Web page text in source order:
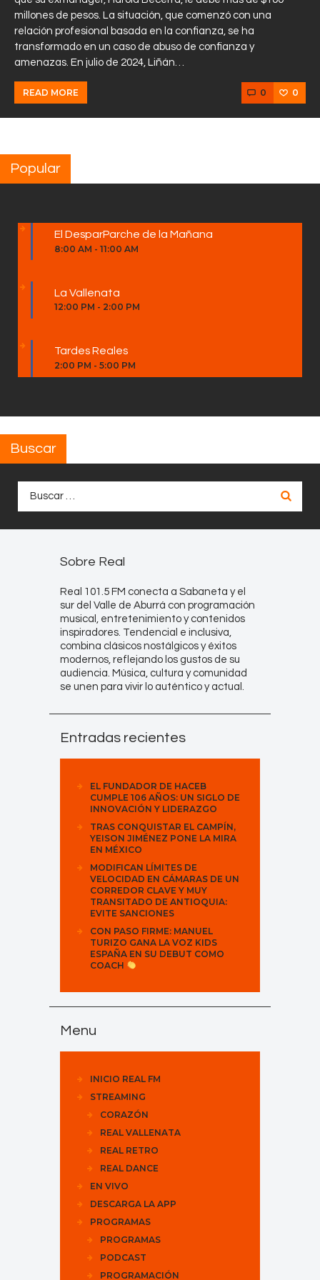
millones de pesos. La situación, que comenzó con una
relación profesional basada en la confianza, se ha
transformado en un caso de abuso de confianza y
amenazas. En julio de 2024, Liñán…
READ MORE 0 0
Popular
El DesparParche de la Mañana
8:00 AM - 11:00 AM
La Vallenata
12:00 PM - 2:00 PM
Tardes Reales
2:00 PM - 5:00 PM
Buscar
Sobre Real
Real 101.5 FM conecta a Sabaneta y el
sur del Valle de Aburrá con programación
musical, entretenimiento y contenidos
inspiradores. Tendencial e inclusiva,
combina clásicos nostálgicos y éxitos
modernos, reflejando los gustos de su
audiencia. Música, cultura y comunidad
se unen para vivir lo auténtico y actual.
Entradas recientes
EL FUNDADOR DE HACEB
CUMPLE 106 AÑOS: UN SIGLO DE
INNOVACIÓN Y LIDERAZGO
TRAS CONQUISTAR EL CAMPÍN,
YEISON JIMÉNEZ PONE LA MIRA
EN MÉXICO
MODIFICAN LÍMITES DE
VELOCIDAD EN CÁMARAS DE UN
CORREDOR CLAVE Y MUY
TRANSITADO DE ANTIOQUIA:
EVITE SANCIONES
CON PASO FIRME: MANUEL
TURIZO GANA LA VOZ KIDS
ESPAÑA EN SU DEBUT COMO
COACH
Menu
INICIO REAL FM
STREAMING
CORAZÓN
REAL VALLENATA
REAL RETRO
REAL DANCE
EN VIVO
DESCARGA LA APP
PROGRAMAS
PROGRAMAS
PODCAST
PROGRAMACIÓN